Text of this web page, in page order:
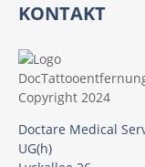
KONTAKT
Doctare Medical
UG(h)